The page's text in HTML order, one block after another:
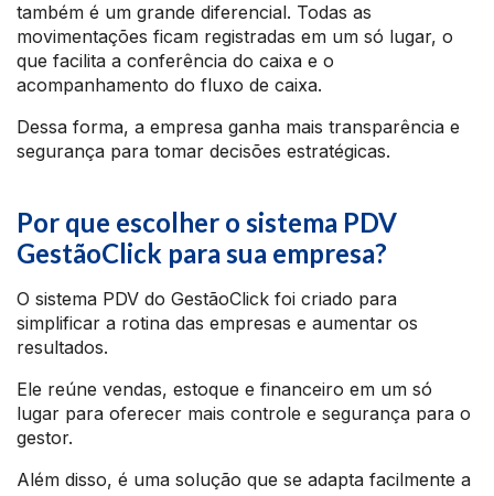
também é um grande diferencial. Todas as
movimentações ficam registradas em um só lugar, o
que facilita a conferência do caixa e o
acompanhamento do fluxo de caixa.
Dessa forma, a empresa ganha mais transparência e
segurança para tomar decisões estratégicas.
Por que escolher o sistema PDV
GestãoClick para sua empresa?
O sistema PDV do GestãoClick foi criado para
simplificar a rotina das empresas e aumentar os
resultados.
Ele reúne vendas, estoque e financeiro em um só
lugar para oferecer mais controle e segurança para o
gestor.
Além disso, é uma solução que se adapta facilmente a